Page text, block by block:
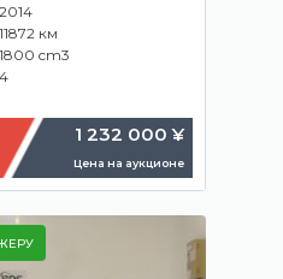
2014
11872 км
1800 cm3
4
1 232 000 ¥
Цена на аукционе